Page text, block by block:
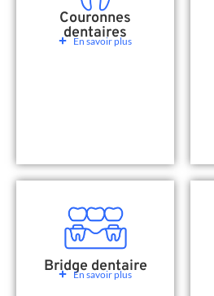
Couronnes
dentaires
En savoir plus
Bridge dentaire
En savoir plus